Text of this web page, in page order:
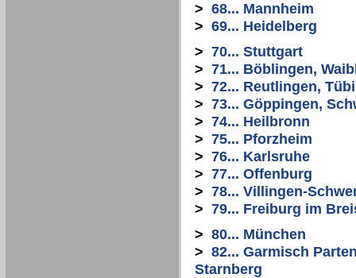
> 68... Mannheim
> 69... Heidelberg
> 70... Stuttgart
> 71... Böblingen,
> 72... Reutlingen,
> 73... Göppingen,
> 74... Heilbronn
> 75... Pforzheim
> 76... Karlsruhe
> 77... Offenburg
> 78... Villingen-
> 79... Freiburg im
> 80... München
> 82... Garmisch
Starnberg